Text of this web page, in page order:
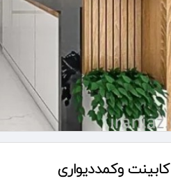
کابینت وکمددیواری